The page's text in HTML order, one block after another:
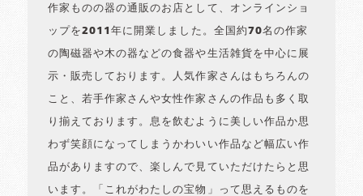
作家ものの器の通販のお店として、オンラインショ
ップを2011年に開業しました。全国約70名の作家
の陶磁器や木の器などの食器や生活雑貨を中心に展
示・販売しております。人気作家さんはもちろんの
こと、若手作家さんや女性作家さんの作品も多く取
り揃えております。息を飲むように美しい作品か思
わず笑顔になってしまうかわいい作品など幅広い作
品がありますので、楽しんで見ていただけたらと思
います。「これがわたしの宝物」って思えるものを